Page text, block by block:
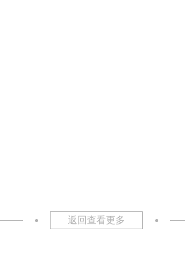
返回查看更多